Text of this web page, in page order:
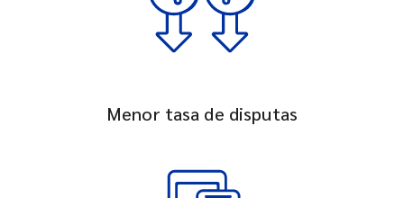
Menor tasa de disputas